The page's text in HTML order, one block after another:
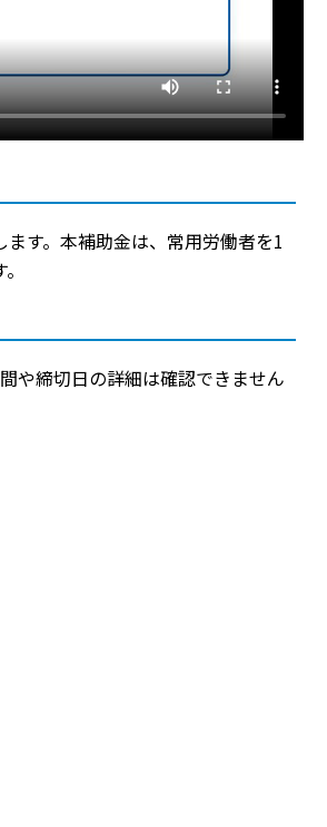
す。本補助金は、常用労働者を1
や締切日の詳細は確認できません